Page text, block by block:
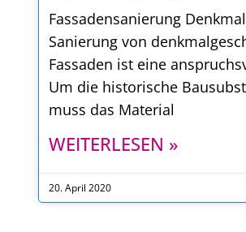
Fassadensanierung
Sanierung von
Fassaden ist eine
Um die historische
muss das Material
WEITERLESEN »
20. April 2020